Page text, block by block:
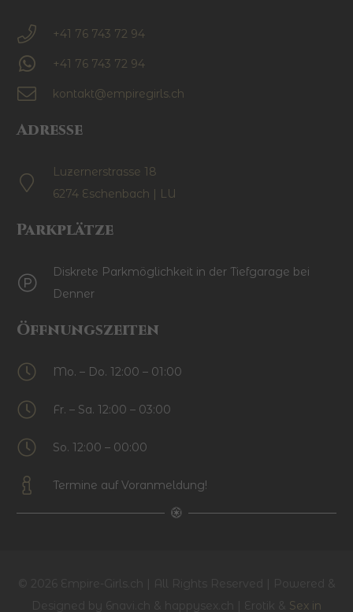
+41 76 743 72 94
+41 76 743 72 94
kontakt@empiregirls.ch
Adresse
Luzernerstrasse 18
6274 Eschenbach | LU
Parkplätze
Diskrete Parkmöglichkeit in der Tiefgarage bei
Denner
Öffnungszeiten
Mo. – Do. 12:00 – 01:00
Fr. – Sa. 12:00 – 03:00
So. 12:00 – 00:00
Termine auf Voranmeldung!
© 2026 Empire-Girls.ch | All Rights Reserved | Powered &
Designed by 6navi.ch & happysex.ch | Erotik & Sex in